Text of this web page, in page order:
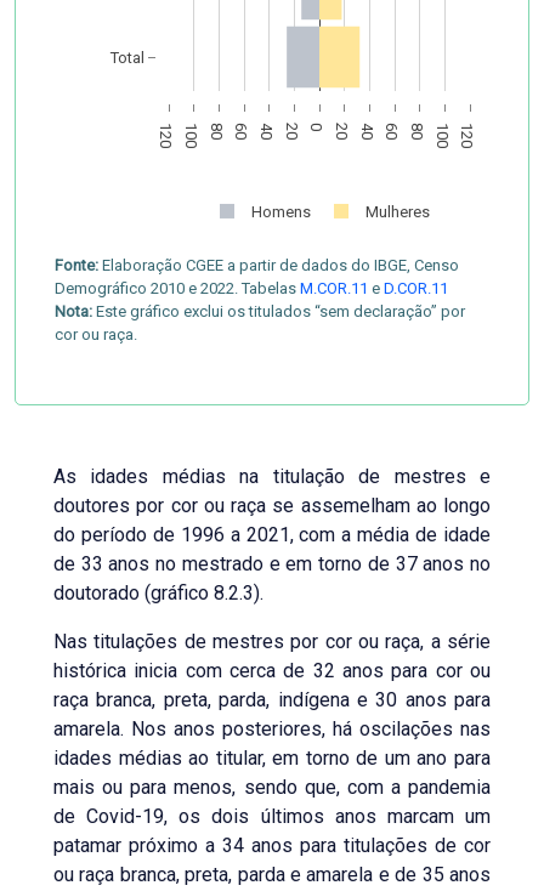
120 100 80 60 40 20 0 20 40 60 80 100 120
Total
Homens Mulheres
Fonte: Elaboração CGEE a partir de dados do IBGE, Censo
Demográfico 2010 e 2022. Tabelas M.COR.11 e D.COR.11
Nota: Este gráfico exclui os titulados “sem declaração” por
cor ou raça.
As idades médias na titulação de mestres e
doutores por cor ou raça se assemelham ao longo
do período de 1996 a 2021, com a média de idade
de 33 anos no mestrado e em torno de 37 anos no
doutorado (gráfico 8.2.3).
Nas titulações de mestres por cor ou raça, a série
histórica inicia com cerca de 32 anos para cor ou
raça branca, preta, parda, indígena e 30 anos para
amarela. Nos anos posteriores, há oscilações nas
idades médias ao titular, em torno de um ano para
mais ou para menos, sendo que, com a pandemia
de Covid-19, os dois últimos anos marcam um
patamar próximo a 34 anos para titulações de cor
ou raça branca, preta, parda e amarela e de 35 anos